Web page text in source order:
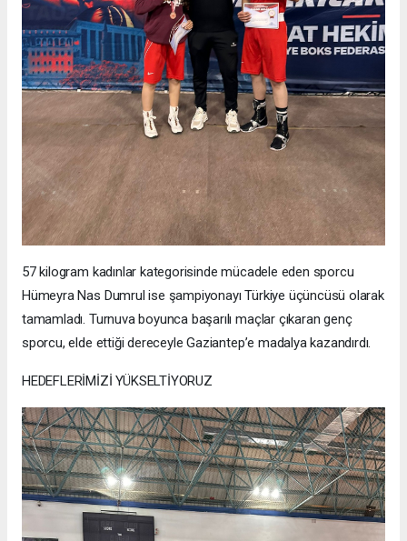
57 kilogram kadınlar kategorisinde mücadele eden sporcu
Hümeyra Nas Dumrul ise şampiyonayı Türkiye üçüncüsü olarak
tamamladı. Turnuva boyunca başarılı maçlar çıkaran genç
sporcu, elde ettiği dereceyle Gaziantep’e madalya kazandırdı.
HEDEFLERİMİZİ YÜKSELTİYORUZ